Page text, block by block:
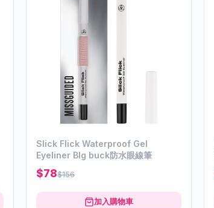
Slick Flick Waterproof Gel
Eyeliner Blg buck防水眼線筆
$78$156
加入購物車